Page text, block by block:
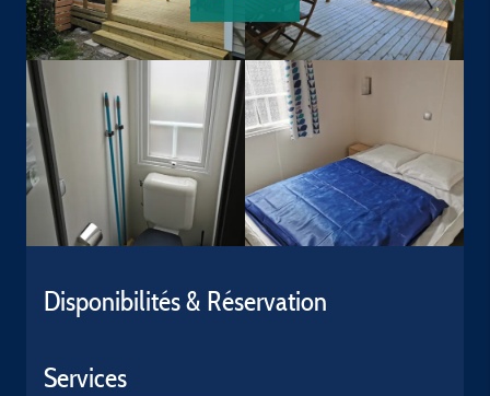
Disponibilités & Réservation
Services